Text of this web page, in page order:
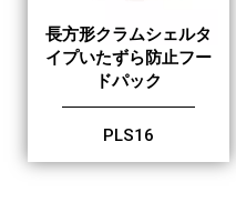
長方形クラムシェルタ
イプいたずら防止フー
ドパック
PLS16